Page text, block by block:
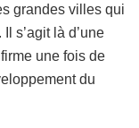
grandes villes qui
s’agit là d’une
une fois de
du